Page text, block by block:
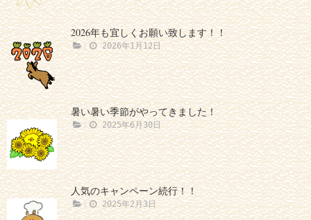
2026年も宜しくお願い致します！！
2026年1月12日
暑い暑い季節がやってきました！
2025年6月30日
人気のキャンペーン続行！！
2025年2月3日